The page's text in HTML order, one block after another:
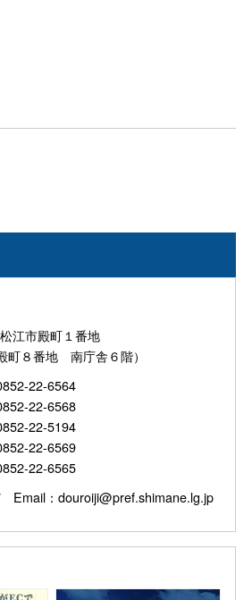
江市殿町１番地
町８番地 南庁舎６階）
22-6564
22-6568
22-5194
22-6569
22-6565
Email：douroiji@pref.shimane.lg.jp